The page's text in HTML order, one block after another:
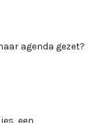
agenda gezet?
een